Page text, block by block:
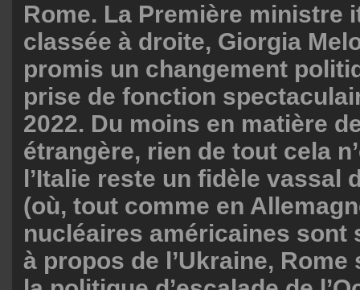
Rome. La Première ministre
classée à droite, Giorgia
promis un changement
prise de fonction
2022. Du moins en matière
étrangère, rien de tout cela
l’Italie reste un fidèle vassal
(où, tout comme en
nucléaires américaines sont
à propos de l’Ukraine,